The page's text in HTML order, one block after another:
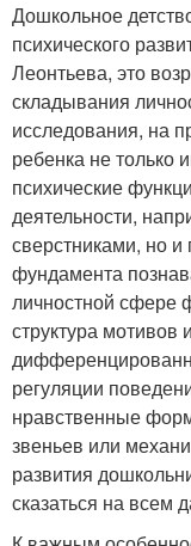
Дошкольное
психического
Леонтьева, это
складывания
исследования, на
ребенка не только
психические
деятельности,
сверстниками, но и
фундамента
личностной сфере
структура мотивов
регуляции
нравственные
звеньев или
развития
сказаться на всем